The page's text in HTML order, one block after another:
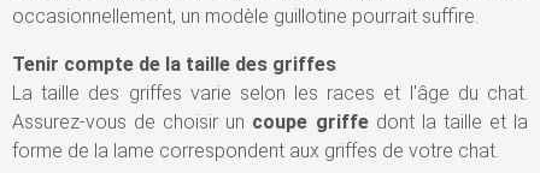
occasionnellement, un modèle guillotine pourrait suffire.
Tenir compte de la taille des griffes
La taille des griffes varie selon les races et l'âge du chat.
Assurez-vous de choisir un coupe griffedont la taille et la
forme de la lame correspondent aux griffes de votre chat.